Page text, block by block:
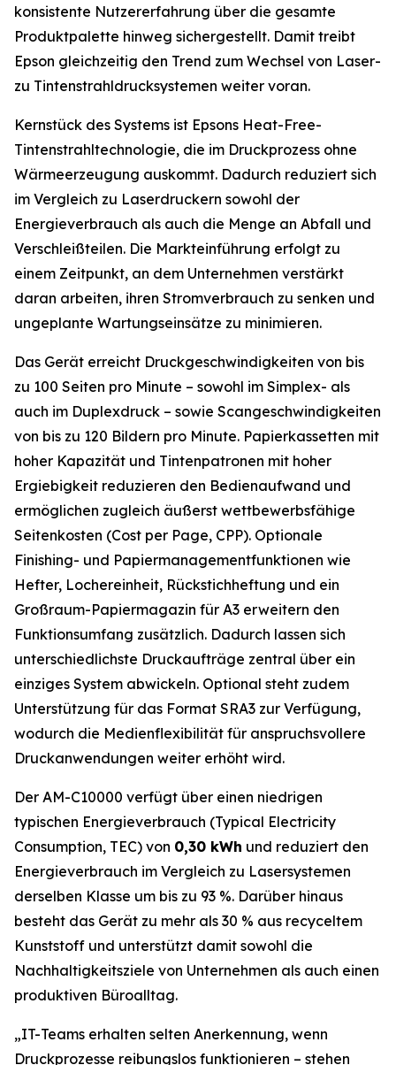
konsistente Nutzererfahrung über die gesamte
Produktpalette hinweg sichergestellt. Damit treibt
Epson gleichzeitig den Trend zum Wechsel von Laser-
zu Tintenstrahldrucksystemen weiter voran.
Kernstück des Systems ist Epsons Heat-Free-
Tintenstrahltechnologie, die im Druckprozess ohne
Wärmeerzeugung auskommt. Dadurch reduziert sich
im Vergleich zu Laserdruckern sowohl der
Energieverbrauch als auch die Menge an Abfall und
Verschleißteilen. Die Markteinführung erfolgt zu
einem Zeitpunkt, an dem Unternehmen verstärkt
daran arbeiten, ihren Stromverbrauch zu senken und
ungeplante Wartungseinsätze zu minimieren.
Das Gerät erreicht Druckgeschwindigkeiten von bis
zu 100 Seiten pro Minute – sowohl im Simplex- als
auch im Duplexdruck – sowie Scangeschwindigkeiten
von bis zu 120 Bildern pro Minute. Papierkassetten mit
hoher Kapazität und Tintenpatronen mit hoher
Ergiebigkeit reduzieren den Bedienaufwand und
ermöglichen zugleich äußerst wettbewerbsfähige
Seitenkosten (Cost per Page, CPP). Optionale
Finishing- und Papiermanagementfunktionen wie
Hefter, Lochereinheit, Rückstichheftung und ein
Großraum-Papiermagazin für A3 erweitern den
Funktionsumfang zusätzlich. Dadurch lassen sich
unterschiedlichste Druckaufträge zentral über ein
einziges System abwickeln. Optional steht zudem
Unterstützung für das Format SRA3 zur Verfügung,
wodurch die Medienflexibilität für anspruchsvollere
Druckanwendungen weiter erhöht wird.
Der AM-C10000 verfügt über einen niedrigen
typischen Energieverbrauch (Typical Electricity
Consumption, TEC) von 0,30 kWh und reduziert den
Energieverbrauch im Vergleich zu Lasersystemen
derselben Klasse um bis zu 93 %. Darüber hinaus
besteht das Gerät zu mehr als 30 % aus recyceltem
Kunststoff und unterstützt damit sowohl die
Nachhaltigkeitsziele von Unternehmen als auch einen
produktiven Büroalltag.
„IT-Teams erhalten selten Anerkennung, wenn
Druckprozesse reibungslos funktionieren – stehen